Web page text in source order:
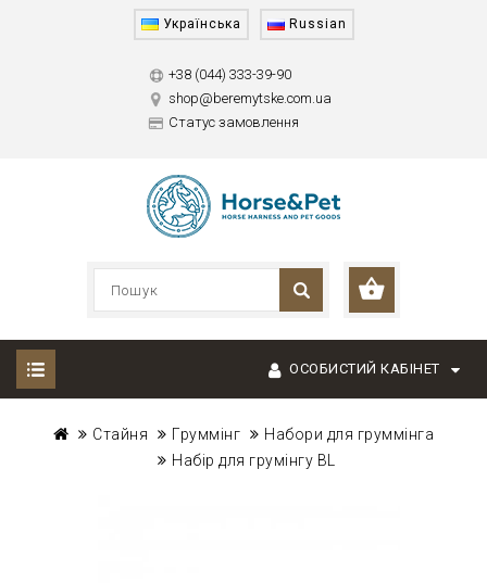
Українська Russian
+38 (044) 333-39-90
shop@beremytske.com.ua
Статус замовлення
ОСОБИСТИЙ КАБІНЕТ
Стайня Груммінг
Набори для груммінга
Набір для грумінгу BL